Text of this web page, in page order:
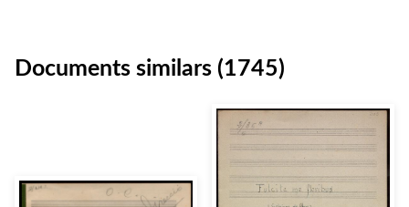
Documents similars (1745)